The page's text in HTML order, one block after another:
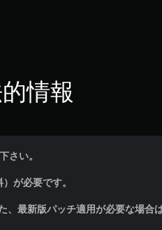
情報
さい。
が必要です。
最新版パッチ適用が必要な場合